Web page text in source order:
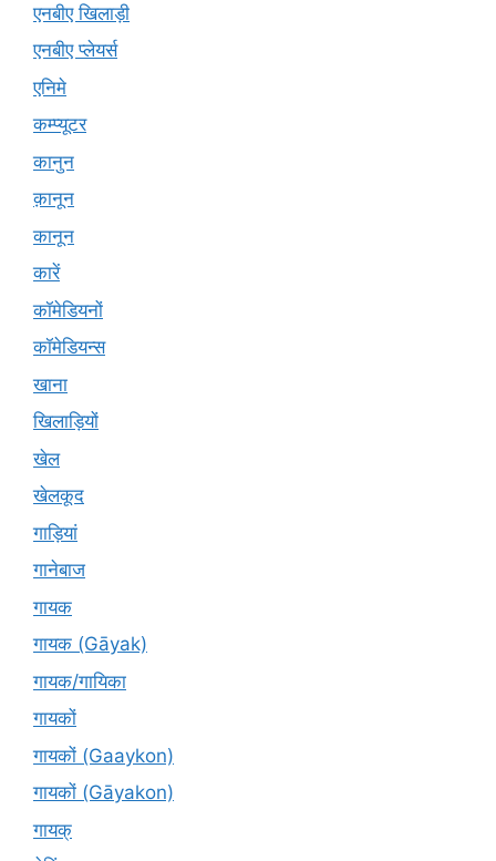
एनबीए खिलाड़ी
एनबीए प्लेयर्स
एनिमे
कम्प्यूटर
कानुन
क़ानून
कानून
कारें
कॉमेडियनों
कॉमेडियन्स
खाना
खिलाड़ियों
खेल
खेलकूद
गाड़ियां
गानेबाज
गायक
गायक (Gāyak)
गायक/गायिका
गायकों
गायकों (Gaaykon)
गायकों (Gāyakon)
गायक्